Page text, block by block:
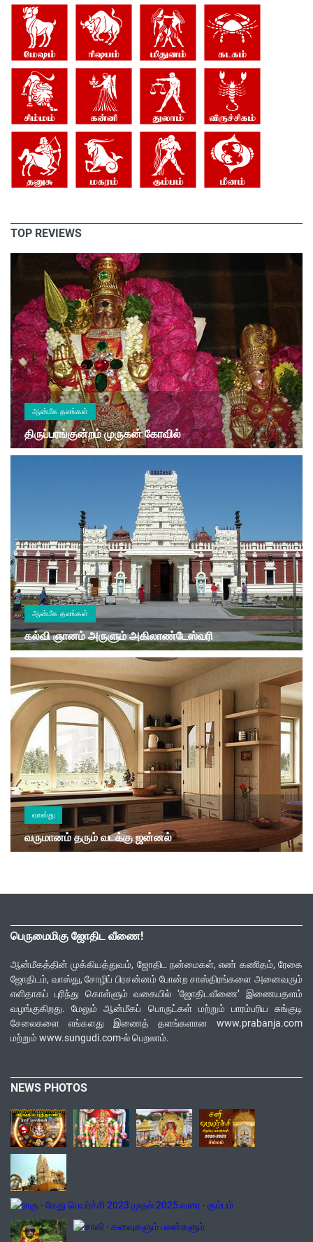
TOP REVIEWS
ஆன்மீக தலங்கள்
திருப்பரங்குன்றம் முருகன் கோவில்
ஆன்மீக தலங்கள்
கல்வி ஞானம் அருளும் அகிலாண்டேஸ்வரி
வாஸ்து
வருமானம் தரும் வடக்கு ஜன்னல்
பெருமைமிகு ஜோதிட வீணை!
ஆன்மீகத்தின் முக்கியத்துவம், ஜோதிட நன்மைகள், எண் கணிதம், ரேகை
ஜோதிடம், வாஸ்து, சோழிப் பிரசன்னம் போன்ற சாஸ்திரங்களை அனைவரும்
எளிதாகப் புரிந்து கொள்ளும் வகையில் ‘ஜோதிடவீணை’ இணையதளம்
வழங்குகிறது. மேலும் ஆன்மீகப் பொருட்கள் மற்றும் பாரம்பரிய சுங்குடி
சேலைகளை எங்களது இணைத் தளங்களான www.prabanja.com
மற்றும் www.sungudi.com-ல் பெறலாம்.
NEWS PHOTOS